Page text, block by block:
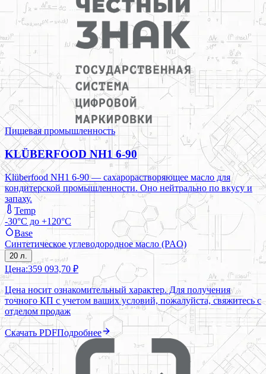
Пищевая промышленность
KLÜBERFOOD NH1 6-90
Klüberfood NH1 6-90 — сахарорастворяющее масло для
кондитерской промышленности. Оно нейтрально по вкусу и
запаху.
Temp
-30°C до +120°C
Base
Синтетическое углеводородное масло (PAO)
20 л.
Цена:359 093,70 ₽
Цена носит ознакомительный характер. Для получения
точного КП с учетом ваших условий, пожалуйста, свяжитесь с
отделом продаж
Скачать PDFПодробнее